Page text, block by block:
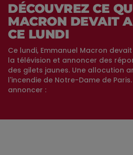
DÉCOUVREZ CE
MACRON DEVAIT
CE LUNDI
Ce lundi, Emmanuel Macron
la télévision et annoncer des
des gilets jaunes. Une allocution
l'incendie de Notre-Dame de
annoncer :